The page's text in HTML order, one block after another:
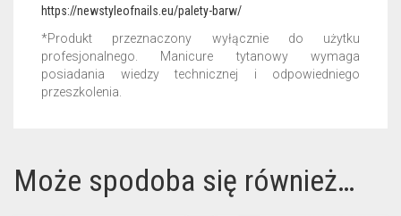
https://newstyleofnails.eu/palety-barw/
*Produkt przeznaczony wyłącznie do użytku
profesjonalnego. Manicure tytanowy wymaga
posiadania wiedzy technicznej i odpowiedniego
przeszkolenia.
Może spodoba się również…